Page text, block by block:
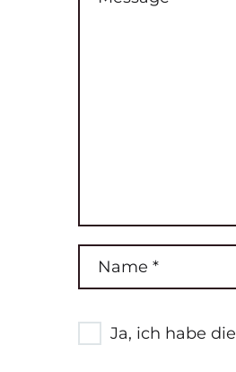
Ja, ich habe die